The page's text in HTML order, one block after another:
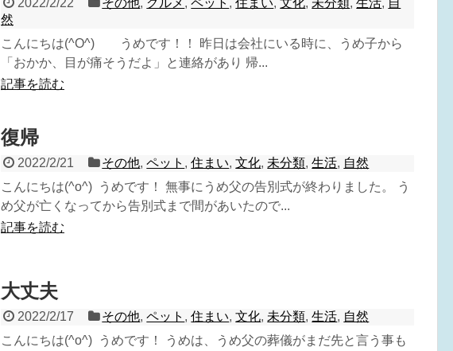
然
こんにちは(^O^) うめです！！ 昨日は会社にいる時に、うめ子から
「おかか、目が痛そうだよ」と連絡があり 帰...
記事を読む
復帰
2022/2/21 その他,ペット ,住まい,文化, 未分類,生活, 自然
こんにちは(^o^) うめです！ 無事にうめ父の告別式が終わりました。 う
め父が亡くなってから告別式まで間があいたので...
記事を読む
大丈夫
2022/2/17 その他,ペット ,住まい,文化, 未分類,生活, 自然
こんにちは(^o^) うめです！ うめは、うめ父の葬儀がまだ先と言う事も